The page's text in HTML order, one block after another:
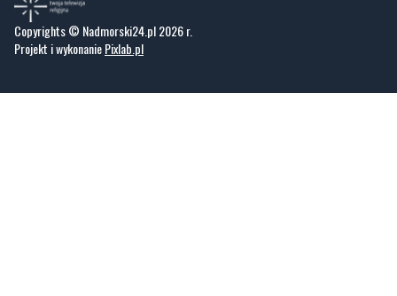
Copyrights © Nadmorski24.pl 2026 r.
Projekt i wykonaniePixlab.pl